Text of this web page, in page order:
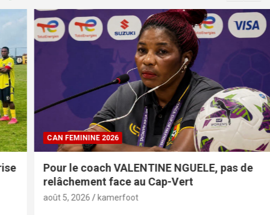
CAN FEMININE 2026
Pour le coach VALENTINE NGUELE, pas de
relâchement face au Cap-Vert
août 5, 2026 kamerfoot